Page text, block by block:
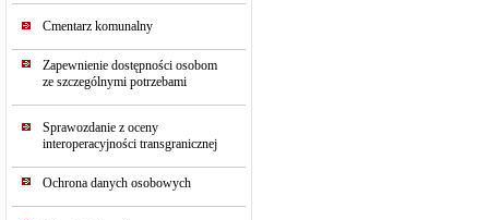
Cmentarz komunalny
Zapewnienie dostępności osobom
ze szczególnymi potrzebami
Sprawozdanie z oceny
interoperacyjności transgranicznej
Ochrona danych osobowych